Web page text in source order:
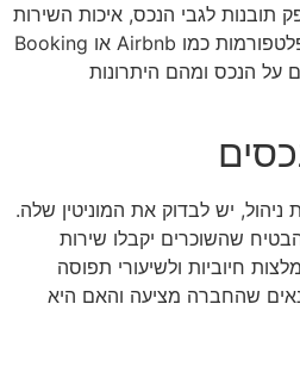
תובנות לגבי הנכס, איכות השירות
והנוחות הכללית. יש לחפש פלטפורמות כמו Airbnb או Booking
על הנכס ומהם היתרונות
יש לבדוק את המוניטין שלה.
שהשוכרים יקבלו שירות
חיוביות ולשיעורי תפוסה
שהחברה מציעה והאם היא